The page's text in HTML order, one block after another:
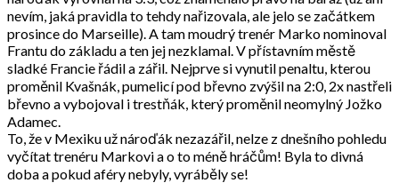
nevím, jaká pravidla to tehdy nařizovala, ale jelo se začátkem
prosince do Marseille). A tam moudrý trenér Marko nominoval
Frantu do základu a ten jej nezklamal. V přístavním městě
sladké Francie řádil a zářil. Nejprve si vynutil penaltu, kterou
proměnil Kvašnák, pumelicí pod břevno zvýšil na 2:0, 2x nastřeli
břevno a vybojoval i trestňák, který proměnil neomylný Jožko
Adamec.
To, že v Mexiku už nároďák nezazářil, nelze z dnešního pohledu
vyčítat trenéru Markovi a o to méně hráčům! Byla to divná
doba a pokud aféry nebyly, vyráběly se!